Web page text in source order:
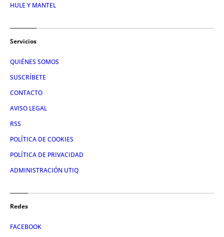
HULE Y MANTEL
Servicios
QUIÉNES SOMOS
SUSCRÍBETE
CONTACTO
AVISO LEGAL
RSS
POLÍTICA DE COOKIES
POLÍTICA DE PRIVACIDAD
ADMINISTRACIÓN UTIQ
Redes
FACEBOOK